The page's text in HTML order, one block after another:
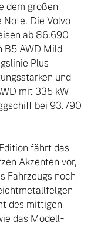
dem großen
Die Volvo
ab 86.690
B5 AWD Mild-
Plus
und
mit 335 kW
bei 93.790
fährt das
Akzenten vor,
Fahrzeugs noch
des mittigen
das Modell-